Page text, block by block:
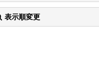
表示順変更